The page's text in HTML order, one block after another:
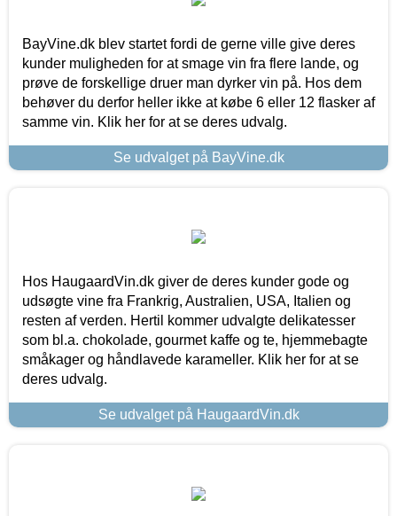
BayVine.dk blev startet fordi de gerne ville give deres
kunder muligheden for at smage vin fra flere lande, og
prøve de forskellige druer man dyrker vin på. Hos dem
behøver du derfor heller ikke at købe 6 eller 12 flasker af
samme vin. Klik her for at se deres udvalg.
Se udvalget på BayVine.dk
Hos HaugaardVin.dk giver de deres kunder gode og
udsøgte vine fra Frankrig, Australien, USA, Italien og
resten af verden. Hertil kommer udvalgte delikatesser
som bl.a. chokolade, gourmet kaffe og te, hjemmebagte
småkager og håndlavede karameller. Klik her for at se
deres udvalg.
Se udvalget på HaugaardVin.dk